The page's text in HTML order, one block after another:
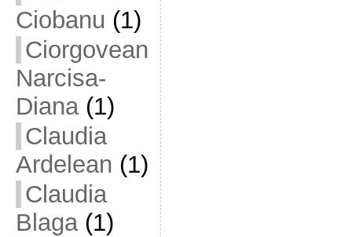
Ciobanu (1)
Ciorgovean
Narcisa-
Diana(1)
Claudia
Ardelean (1)
Claudia
Blaga(1)